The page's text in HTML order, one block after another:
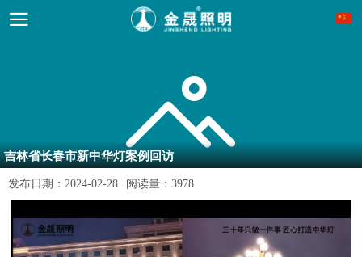
吉林省长春市新中华灯案例回访
发布日期： 2024-02-28 阅读量： 3978